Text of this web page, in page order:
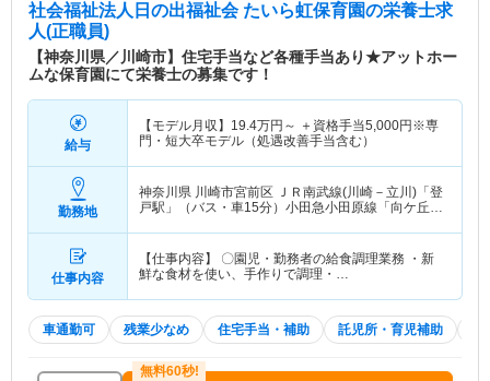
社会福祉法人日の出福祉会 たいら虹保育園の栄養士求
人(正職員)
【神奈川県／川崎市】住宅手当など各種手当あり★アットホー
ムな保育園にて栄養士の募集です！
給与
【モデル月収】 19.4万円～ ＋資格手当5,000円※専
門・短大卒モデル（処遇改善手当含む）
勤務地
神奈川県 川崎市宮前区 ＪＲ南武線(川崎－立川)「登
戸駅」（バス・車15分）小田急小田原線「向ケ丘遊
仕事内容
【仕事内容】 〇園児・勤務者の給食調理業務 ・新
鮮な食材を使い、手作りで調理・…
車通勤可 残業少なめ 住宅手当・補助 託児所・育児補助